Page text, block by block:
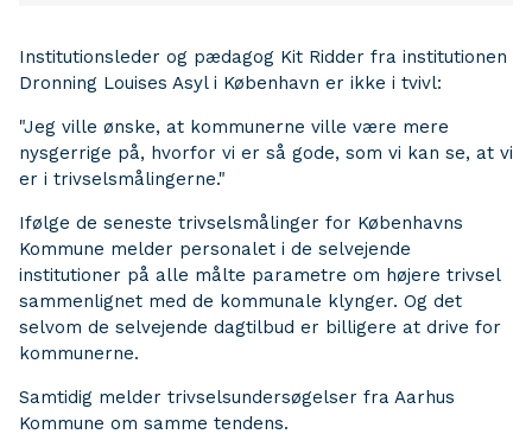
Institutionsleder og pædagog Kit Ridder fra institutionen
Dronning Louises Asyl i København er ikke i tvivl:
"Jeg ville ønske, at kommunerne ville være mere
nysgerrige på, hvorfor vi er så gode, som vi kan se, at vi
er i trivselsmålingerne."
Ifølge de seneste trivselsmålinger for Københavns
Kommune melder personalet i de selvejende
institutioner på alle målte parametre om højere trivsel
sammenlignet med de kommunale klynger. Og det
selvom de selvejende dagtilbud er billigere at drive for
kommunerne.
Samtidig melder trivselsundersøgelser fra Aarhus
Kommune om samme tendens.